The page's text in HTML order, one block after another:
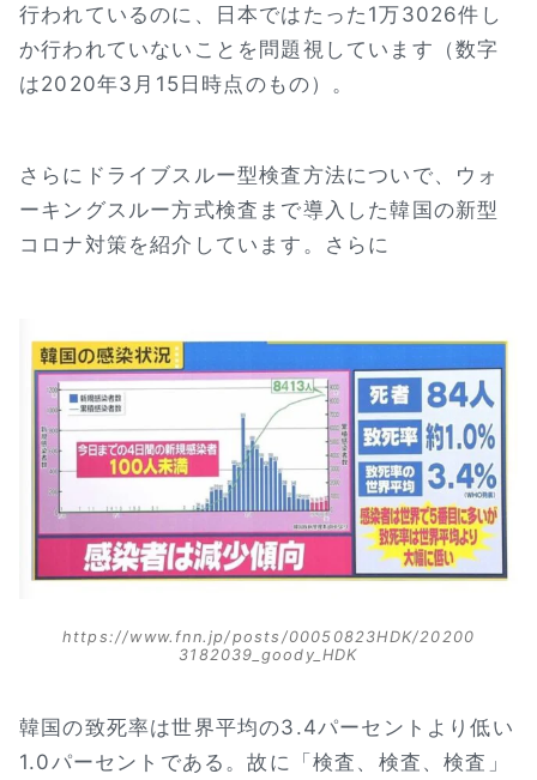
行われているのに、日本ではたった1万3026件し
か行われていないことを問題視しています（数字
は2020年3月15日時点のもの）。
さらにドライブスルー型検査方法についで、ウォ
ーキングスルー方式検査まで導入した韓国の新型
コロナ対策を紹介しています。さらに
https://www.fnn.jp/posts/00050823HDK/20200
3182039_goody_HDK
韓国の致死率は世界平均の3.4パーセントより低い
1.0パーセントである。故に「検査、検査、検査」